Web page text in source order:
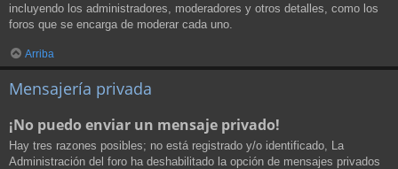
incluyendo los administradores, moderadores y otros detalles, como los
foros que se encarga de moderar cada uno.
Arriba
Mensajería privada
¡No puedo enviar un mensaje privado!
Hay tres razones posibles; no está registrado y/o identificado, La
Administración del foro ha deshabilitado la opción de mensajes privados